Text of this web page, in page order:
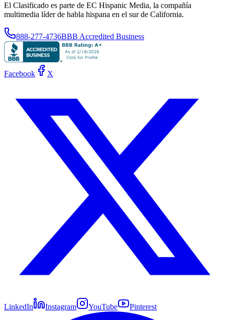
El Clasificado es parte de EC Hispanic Media, la compañía
multimedia líder de habla hispana en el sur de California.
888-277-4736BBB Accredited Business
Facebook X
LinkedIn Instagram YouTube Pinterest